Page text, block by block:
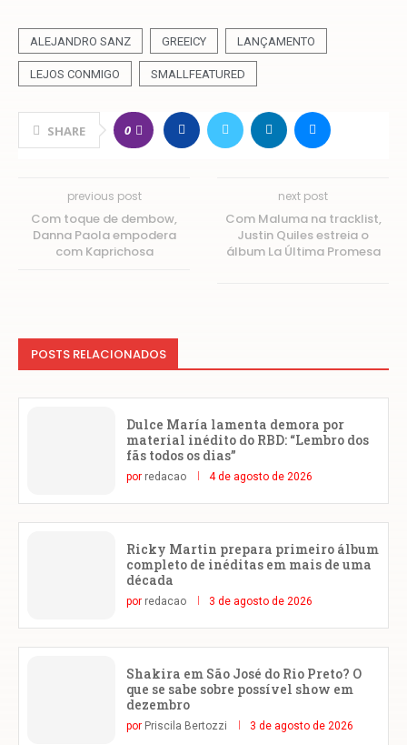
ALEJANDRO SANZ GREEICY LANÇAMENTO
LEJOS CONMIGO SMALLFEATURED
SHARE 0
previous post
Com toque de dembow,
Danna Paola empodera
com Kaprichosa
next post
Com Maluma na tracklist,
Justin Quiles estreia o
álbum La Última Promesa
POSTS RELACIONADOS
Dulce María lamenta demora por
material inédito do RBD: “Lembro dos
fãs todos os dias”
por redacao 4 de agosto de 2026
Ricky Martin prepara primeiro álbum
completo de inéditas em mais de uma
década
por redacao 3 de agosto de 2026
Shakira em São José do Rio Preto? O
que se sabe sobre possível show em
dezembro
por Priscila Bertozzi 3 de agosto de 2026